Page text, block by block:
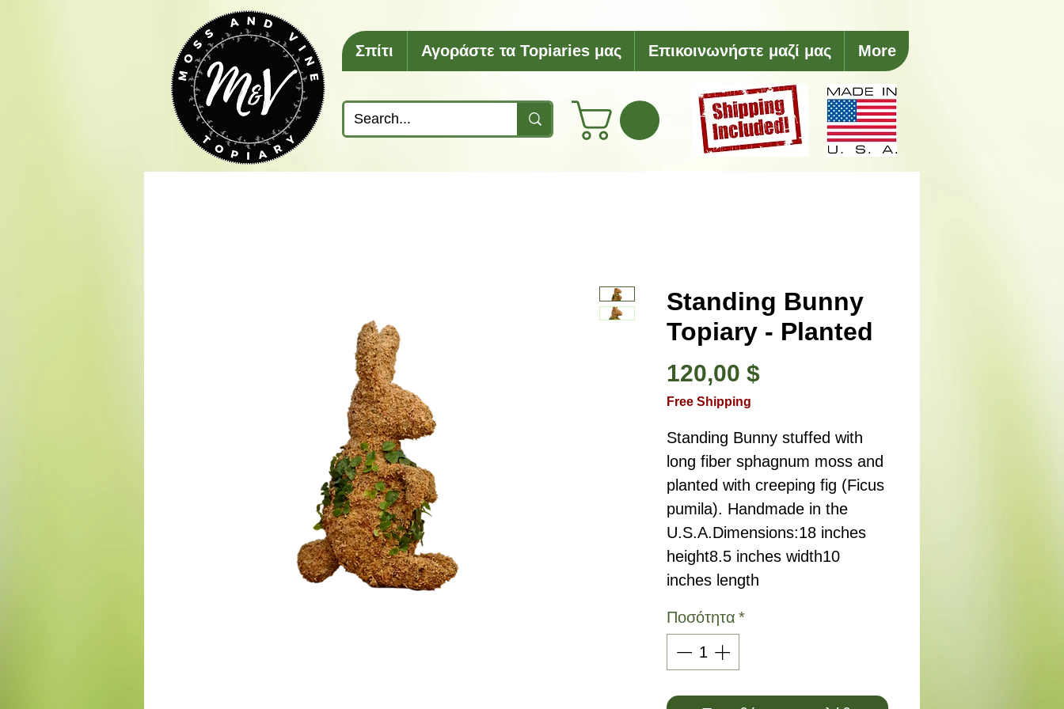
Σπίτι Αγοράστε τα Topiaries μας Επικοινωνήστε μαζί μας More
Standing Bunny
Topiary - Planted
120,00 $Τιμή
Free Shipping
Standing Bunny stuffed with
long fiber sphagnum moss and
planted with creeping fig (Ficus
pumila). Handmade in the
U.S.A.Dimensions:18 inches
height8.5 inches width10
inches length
Ποσότητα *